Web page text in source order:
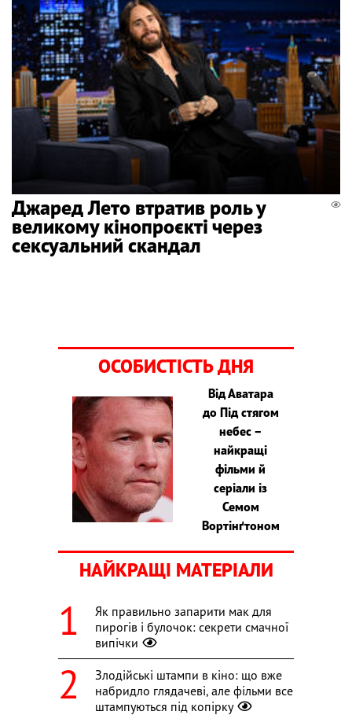
Джаред Лето втратив роль у
великому кінопроєкті через
сексуальний скандал
ОСОБИСТІСТЬ ДНЯ
Від Аватара
до Під стягом
небес –
найкращі
фільми й
серіали із
Семом
Вортінґтоном
НАЙКРАЩІ МАТЕРІАЛИ
Як правильно запарити мак для
пирогів і булочок: секрети смачної
випічки
Злодійські штампи в кіно: що вже
набридло глядачеві, але фільми все
штампуються під копірку